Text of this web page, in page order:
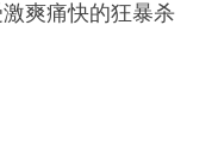
爽痛快的狂暴杀